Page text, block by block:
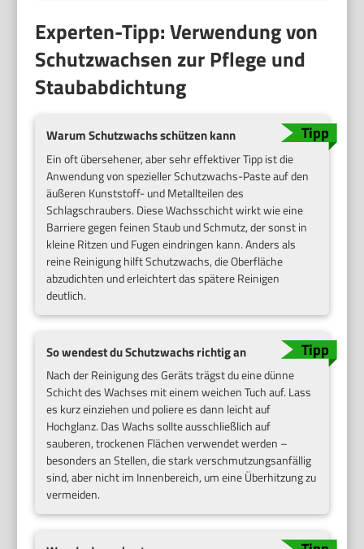
Experten-Tipp: Verwendung von
Schutzwachsen zur Pflege und
Staubabdichtung
Warum Schutzwachs schützen kann
Ein oft übersehener, aber sehr effektiver Tipp ist die
Anwendung von spezieller Schutzwachs-Paste auf den
äußeren Kunststoff- und Metallteilen des
Schlagschraubers. Diese Wachsschicht wirkt wie eine
Barriere gegen feinen Staub und Schmutz, der sonst in
kleine Ritzen und Fugen eindringen kann. Anders als
reine Reinigung hilft Schutzwachs, die Oberfläche
abzudichten und erleichtert das spätere Reinigen
deutlich.
So wendest du Schutzwachs richtig an
Nach der Reinigung des Geräts trägst du eine dünne
Schicht des Wachses mit einem weichen Tuch auf. Lass
es kurz einziehen und poliere es dann leicht auf
Hochglanz. Das Wachs sollte ausschließlich auf
sauberen, trockenen Flächen verwendet werden –
besonders an Stellen, die stark verschmutzungsanfällig
sind, aber nicht im Innenbereich, um eine Überhitzung zu
vermeiden.